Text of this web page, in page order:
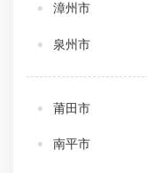
漳州市
泉州市
莆田市
南平市